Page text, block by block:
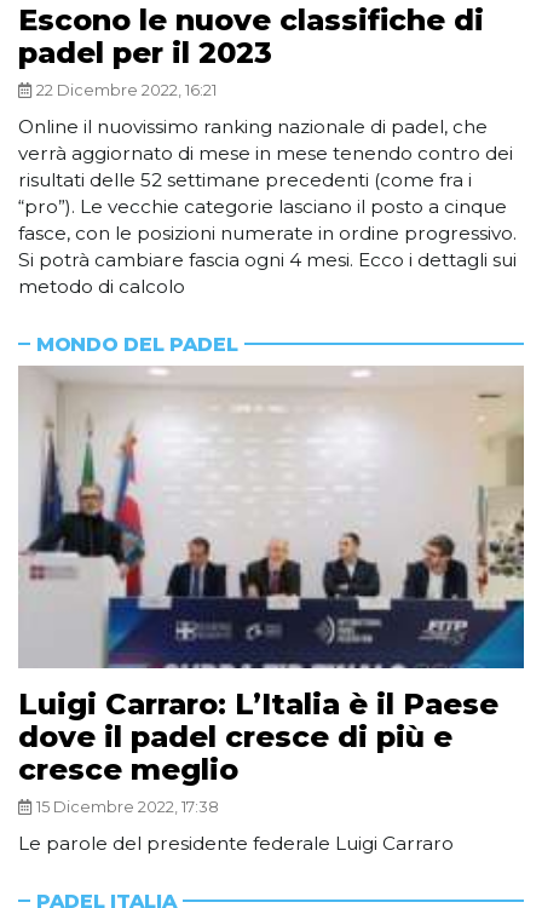
Escono le nuove classifiche di
padel per il 2023
22 Dicembre 2022, 16:21
Online il nuovissimo ranking nazionale di padel, che
verrà aggiornato di mese in mese tenendo contro dei
risultati delle 52 settimane precedenti (come fra i
“pro”). Le vecchie categorie lasciano il posto a cinque
fasce, con le posizioni numerate in ordine progressivo.
Si potrà cambiare fascia ogni 4 mesi. Ecco i dettagli sui
metodo di calcolo
MONDO DEL PADEL
Luigi Carraro: L’Italia è il Paese
dove il padel cresce di più e
cresce meglio
15 Dicembre 2022, 17:38
Le parole del presidente federale Luigi Carraro
PADEL ITALIA